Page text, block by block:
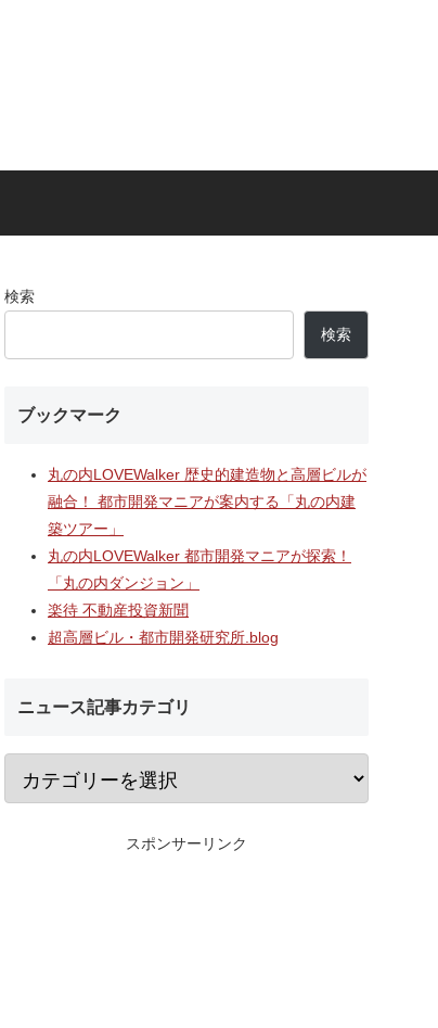
2階中央改札口やホームドア
線海老名駅改良工事」！！駅
機能強化で神奈川県央の交通
拠点が進化！！
村岡・深沢地区エリ
倉梶原」！！2026
検索
検索
ブックマーク
丸の内LOVEWalker 歴史的建造物と高層ビルが
融合！ 都市開発マニアが案内する「丸の内建
築ツアー」
丸の内LOVEWalker 都市開発マニアが探索！
「丸の内ダンジョン」
楽待 不動産投資新聞
超高層ビル・都市開発研究所.blog
ニュース記事カテゴリ
スポンサーリンク